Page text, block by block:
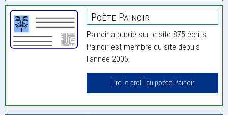
Poète Painoir
Painoir a publié sur le site 875 écrits.
Painoir est membre du site depuis
l'année 2005.
Lire le profil du poète Painoir